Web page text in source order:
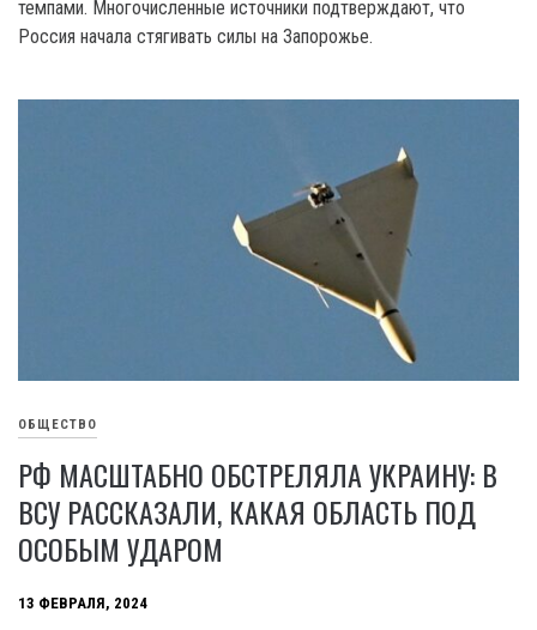
темпами. Многочисленные источники подтверждают, что
Россия начала стягивать силы на Запорожье.
ОБЩЕСТВО
РФ МАСШТАБНО ОБСТРЕЛЯЛА УКРАИНУ: В
ВСУ РАССКАЗАЛИ, КАКАЯ ОБЛАСТЬ ПОД
ОСОБЫМ УДАРОМ
13 ФЕВРАЛЯ, 2024